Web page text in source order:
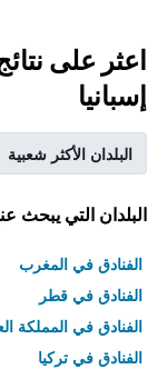
اعثر على
إسبانيا
البلدان الأكثر شعبية
البلدان التي يبحث
الفنادق في المغرب
الفنادق في قطر
الفنادق في المملكة
الفنادق في تركيا